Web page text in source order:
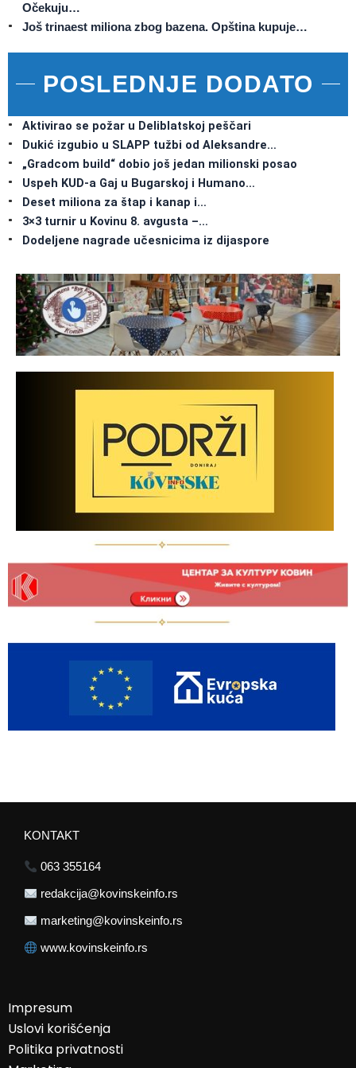
Očekuju…
Još trinaest miliona zbog bazena. Opština kupuje…
POSLEDNJE DODATO
Aktivirao se požar u Deliblatskoj peščari
Dukić izgubio u SLAPP tužbi od Aleksandre…
„Gradcom build“ dobio još jedan milionski posao
Uspeh KUD-a Gaj u Bugarskoj i Humano…
Deset miliona za štap i kanap i…
3×3 turnir u Kovinu 8. avgusta –…
Dodeljene nagrade učesnicima iz dijaspore
KONTAKT
063 355164
redakcija@kovinskeinfo.rs
marketing@kovinskeinfo.rs
www.kovinskeinfo.rs
Impresum
Uslovi korišćenja
Politika privatnosti